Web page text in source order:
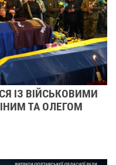
ВІЙСЬКОВИМИ
ТА ОЛЕГОМ